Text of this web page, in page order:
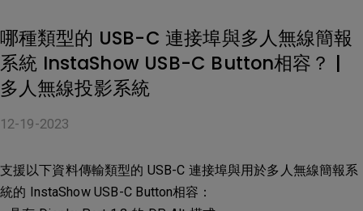
哪種類型的 USB-C 連接埠與多人無線簡報
系統 InstaShow USB-C Button相容？ |
多人無線投影系統
12-19-2023
支援以下資料傳輸類型的 USB-C 連接埠與用於多人無線簡報系
統的 InstaShow USB-C Button相容：